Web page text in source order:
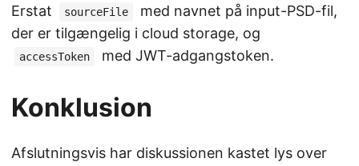
Erstat sourceFile
med navnet på input-PSD-fil,
der er tilgængelig i cloud storage, og
accessToken med JWT-adgangstoken.
Konklusion
Afslutningsvis har diskussionen kastet lys over